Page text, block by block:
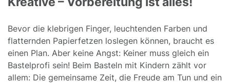
Bevor die klebrigen Finger, leuchtenden Farben und
flatternden Papierfetzen loslegen können, braucht es
einen Plan. Aber keine Angst: Keiner muss gleich ein
Bastelprofi sein! Beim Basteln mit Kindern zählt vor
allem: Die gemeinsame Zeit, die Freude am Tun und ein